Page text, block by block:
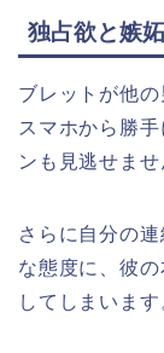
独占欲と嫉妬
ブレットが他
スマホから勝
ンも見逃せませ
さらに自分の
な態度に、彼
してしまいます